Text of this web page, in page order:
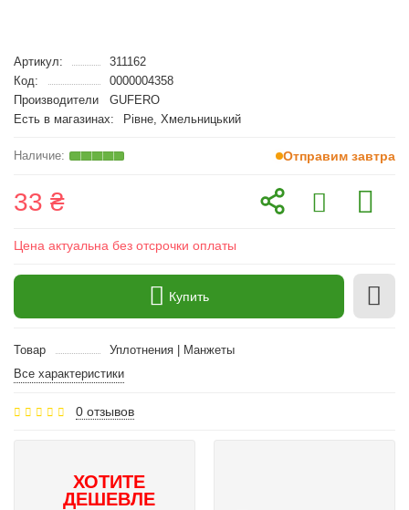
Артикул:
311162
Код:
0000004358
Производители
GUFERO
Есть в магазинах:
Рівне, Хмельницький
Отправим завтра
33 ₴
Цена актуальна без отсрочки оплаты
Купить
Товар
Уплотнения | Манжеты
Все характеристики
0 отзывов
ХОТИТЕ
ДЕШЕВЛЕ